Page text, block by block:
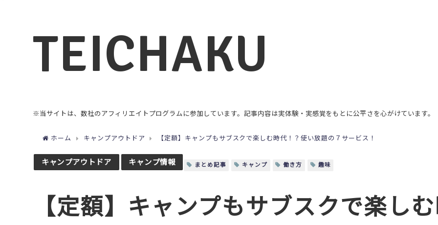
TEICHAKU
※当サイトは、数社のアフィリエイトプログラムに参加しています。記事内容は実体験・実感覚をもとに公平さを心がけています。
ホーム キャンプアウトドア 【定額】キャンプもサブスクで楽しむ時代！？使い放題の７サービス！
キャンプアウトドア キャンプ情報 まとめ記事 キャンプ 働き方 趣味
【定額】キャンプもサブスクで楽し